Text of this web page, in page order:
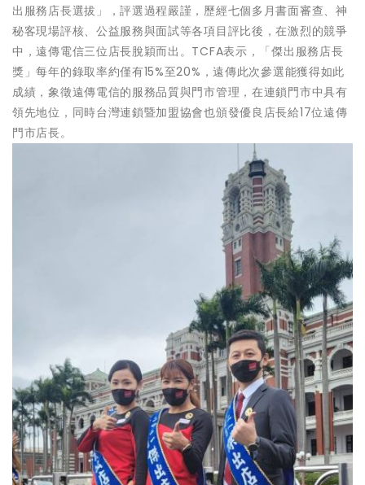
出服務店長選拔」，評選過程嚴謹，歷經七個多月書面審查、神
秘客現場評核、公益服務與面試等各項目評比後，在激烈的競爭
中，遠傳電信三位店長脫穎而出。TCFA表示，「傑出服務店長
獎」每年的錄取率約僅有15%至20%，遠傳此次參選能獲得如此
成績，象徵遠傳電信的服務品質與門市管理，在連鎖門市中具有
領先地位，同時台灣連鎖暨加盟協會也頒發優良店長給17位遠傳
門市店長。